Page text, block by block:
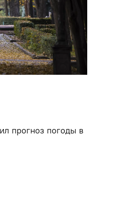
прогноз погоды в